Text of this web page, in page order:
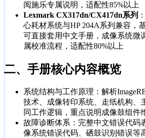
阅施乐专属说明，适配性85%以上
Lexmark CX317dn/CX417dn系列
心耗材系统与HP 204A系列兼容，
可直接套用中文手册，成像系统微
属校准流程，适配性80%以上
二、 手册核心内容概览
系统结构与工作原理：解析
技术、成像转印系统、走纸机构、
同工作逻辑，重点说明成像鼓组件
故障诊断体系：完整中文错误代码
像系统错误代码、硒鼓识别错误等